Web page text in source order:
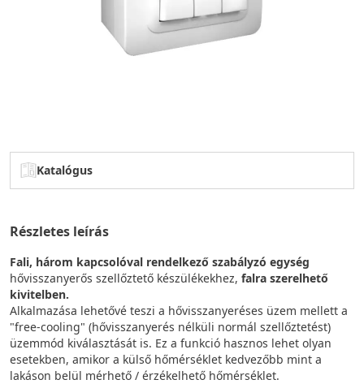
Katalógus
Részletes leírás
Fali, három kapcsolóval rendelkező szabályzó egység
hővisszanyerős szellőztető készülékekhez, falra szerelhető
kivitelben.
Alkalmazása lehetővé teszi a hővisszanyeréses üzem mellett a
"free-cooling" (hővisszanyerés nélküli normál szellőztetést)
üzemmód kiválasztását is. Ez a funkció hasznos lehet olyan
esetekben, amikor a külső hőmérséklet kedvezőbb mint a
lakáson belül mérhető / érzékelhető hőmérséklet.